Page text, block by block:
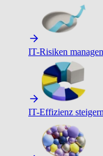
IT-Risiken managen
IT-Effizienz steigern